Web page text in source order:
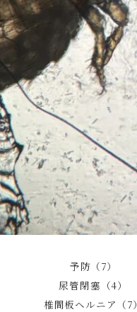
予防（7）
尿管閉塞（4）
椎間板ヘルニア（7）